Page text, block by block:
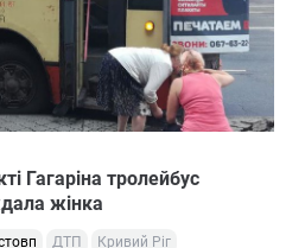
Гагаріна тролейбус
жінка
ДТП
Кривий Ріг